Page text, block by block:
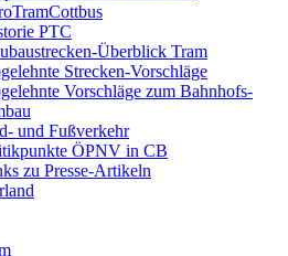
PTC
Überblick Tram
Strecken-Vorschläge
Vorschläge zum Bahnhofs-
und Fußverkehr
ÖPNV in CB
zu Presse-Artikeln